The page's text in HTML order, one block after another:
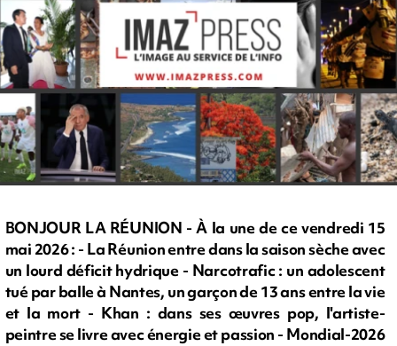
BONJOUR LA RÉUNION - À la une de ce vendredi 15
mai 2026 : - La Réunion entre dans la saison sèche avec
un lourd déficit hydrique - Narcotrafic : un adolescent
tué par balle à Nantes, un garçon de 13 ans entre la vie
et la mort - Khan : dans ses œuvres pop, l'artiste-
peintre se livre avec énergie et passion - Mondial-2026